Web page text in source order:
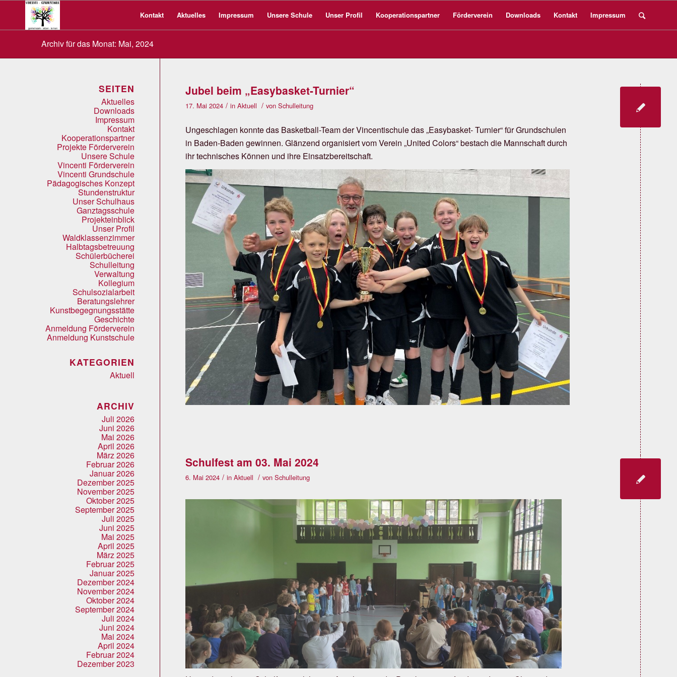
Kontakt Aktuelles Impressum Unsere Schule Unser Profil Kooperationspartner Förderverein Downloads Kontakt Impressum
Archiv für das Monat: Mai, 2024
Jubel beim „Easybasket-Turnier“
17. Mai 2024 / in Aktuell / von Schulleitung
Ungeschlagen konnte das Basketball-Team der Vincentischule das „Easybasket- Turnier“ für Grundschulen
in Baden-Baden gewinnen. Glänzend organisiert vom Verein „United Colors“ bestach die Mannschaft durch
ihr technisches Können und ihre Einsatzbereitschaft.
Schulfest am 03. Mai 2024
6. Mai 2024 / in Aktuell / von Schulleitung
SEITEN
Aktuelles
Downloads
Impressum
Kontakt
Kooperationspartner
Projekte Förderverein
Unsere Schule
Vincenti Förderverein
Vincenti Grundschule
Pädagogisches Konzept
Stundenstruktur
Unser Schulhaus
Ganztagsschule
Projekteinblick
Unser Profil
Waldklassenzimmer
Halbtagsbetreuung
Schülerbücherei
Schulleitung
Verwaltung
Kollegium
Schulsozialarbeit
Beratungslehrer
Kunstbegegnungsstätte
Geschichte
Anmeldung Förderverein
Anmeldung Kunstschule
KATEGORIEN
Aktuell
ARCHIV
Juli 2026
Juni 2026
Mai 2026
April 2026
März 2026
Februar 2026
Januar 2026
Dezember 2025
November 2025
Oktober 2025
September 2025
Juli 2025
Juni 2025
Mai 2025
April 2025
März 2025
Februar 2025
Januar 2025
Dezember 2024
November 2024
Oktober 2024
September 2024
Juli 2024
Juni 2024
Mai 2024
April 2024
Februar 2024
Dezember 2023